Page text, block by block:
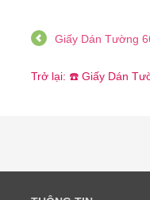
Giấy Dán Tường
Trở lại: ☎️ Giấy Dán